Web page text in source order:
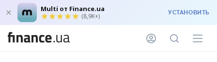
Multi от Finance.ua
(8,9K+) УСТАНОВИТЬ